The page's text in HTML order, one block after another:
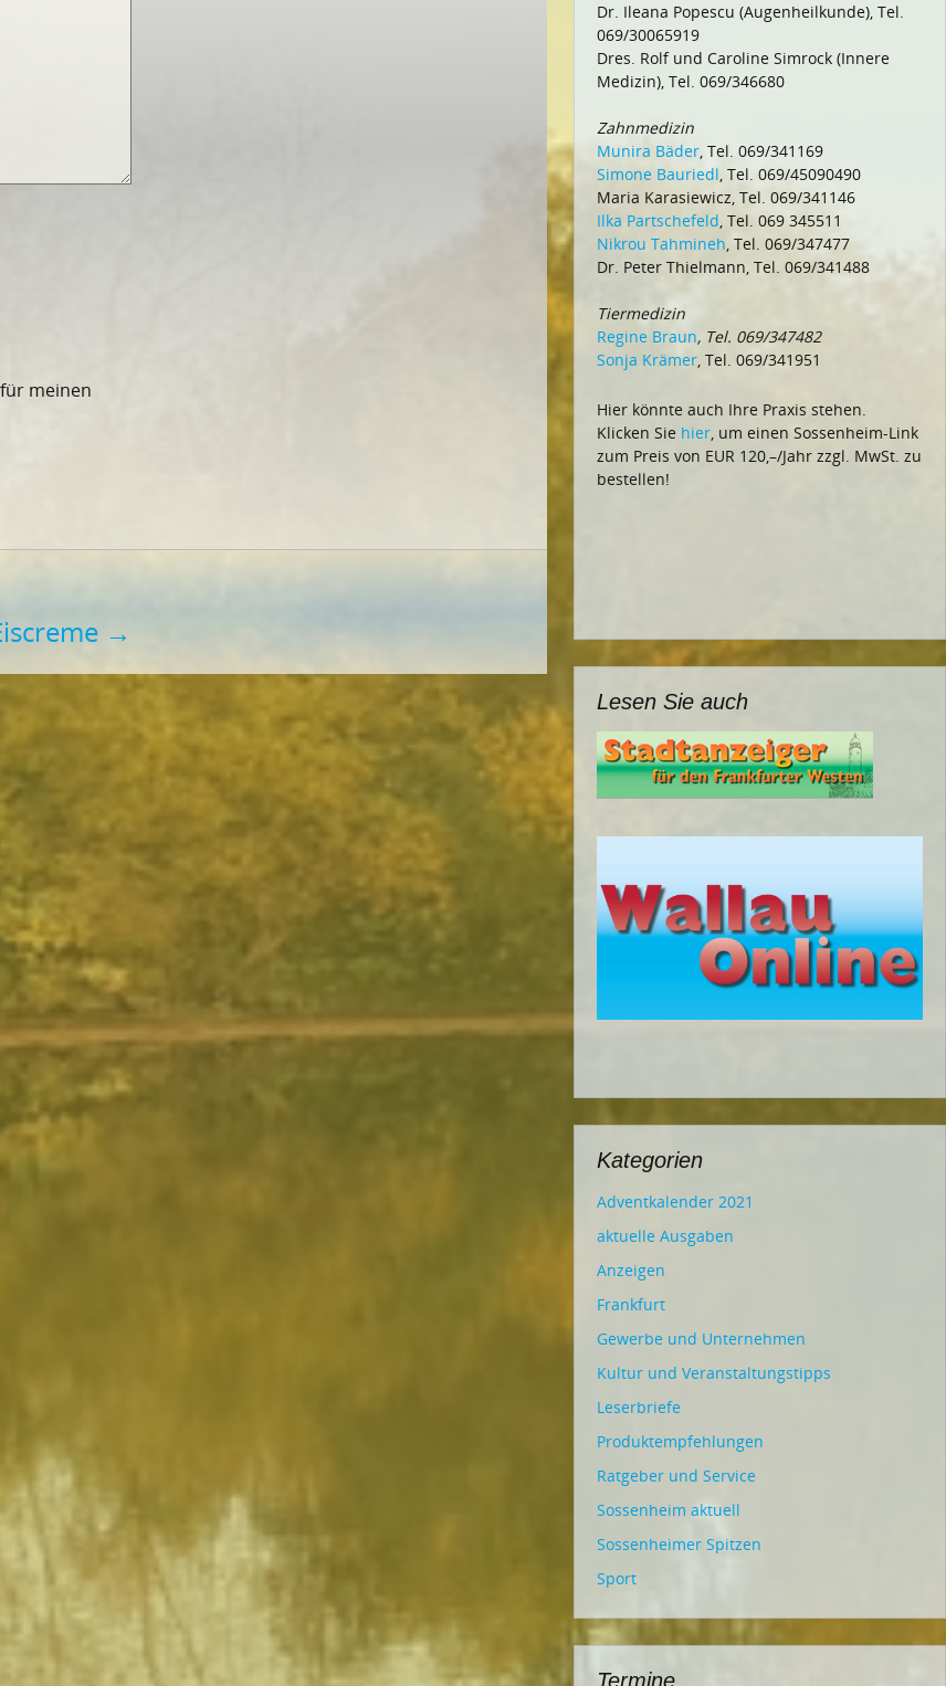
meinen
→
Dr. Ileana Popescu (Augenheilkunde), Tel.
069/30065919
Dres. Rolf und Caroline Simrock (Innere
Medizin), Tel. 069/346680
Zahnmedizin
Munira Bäder, Tel. 069/341169
Simone Bauriedl, Tel. 069/45090490
Maria Karasiewicz, Tel. 069/341146
Ilka Partschefeld, Tel. 069 345511
Nikrou Tahmineh, Tel. 069/347477
Dr. Peter Thielmann, Tel. 069/341488
Tiermedizin
Regine Braun, Tel. 069/347482
Sonja Krämer, Tel. 069/341951
Hier könnte auch Ihre Praxis stehen.
Klicken Sie hier, um einen Sossenheim-Link
zum Preis von EUR 120,–/Jahr zzgl. MwSt. zu
bestellen!
Lesen Sie auch
Kategorien
Adventkalender 2021
aktuelle Ausgaben
Anzeigen
Frankfurt
Gewerbe und Unternehmen
Kultur und Veranstaltungstipps
Leserbriefe
Produktempfehlungen
Ratgeber und Service
Sossenheim aktuell
Sossenheimer Spitzen
Sport
Termine